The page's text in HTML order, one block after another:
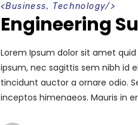
<Business, Technology/>
Engineering
Lorem Ipsum dolor sit amet
ipsum, nec sagittis sem nibh id
tincidunt auctor a ornare odio.
inceptos himenaeos. Mauris in